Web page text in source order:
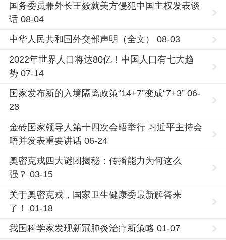
国务委员兼外长王毅就美方侵犯中国主权发表谈
话 08-04
中华人民共和国外交部声明（全文） 08-03
2022年世界人口将达80亿！中国人口有七大趋
势 07-14
国家发布新的入境隔离政策“14+7”变成“7+3” 06-
28
金砖国家领导人第十四次会晤举行 习近平主持会
晤并发表重要讲话 06-24
奥密克戎四大谜团揭秘：传播能力为何这么
强？ 03-15
关于奥密克戎，国家卫生健康委最新解答来
了！ 01-18
我国科学家发现新冠肺炎治疗新策略 01-07